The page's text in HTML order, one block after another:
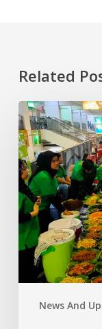
Related
News And
Lesehan
malam
Kuliner
di
Blok
M
Square